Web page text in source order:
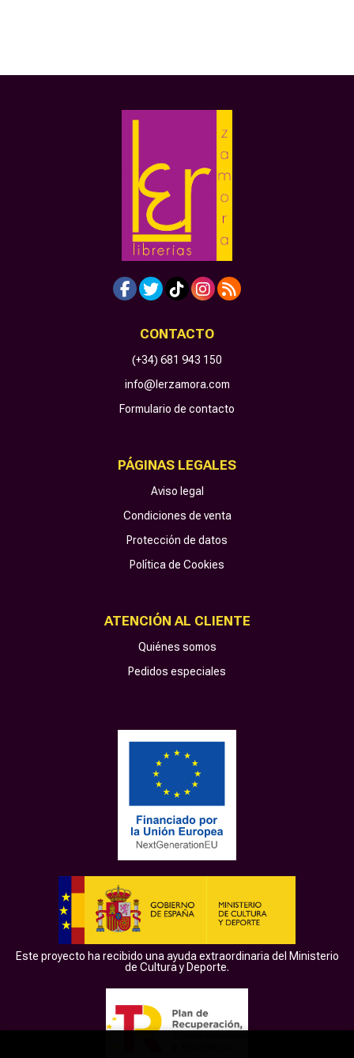
CONTACTO
(+34) 681 943 150
info@lerzamora.com
Formulario de contacto
PÁGINAS LEGALES
Aviso legal
Condiciones de venta
Protección de datos
Política de Cookies
ATENCIÓN AL CLIENTE
Quiénes somos
Pedidos especiales
Este proyecto ha recibido una ayuda extraordinaria del Ministerio
de Cultura y Deporte.